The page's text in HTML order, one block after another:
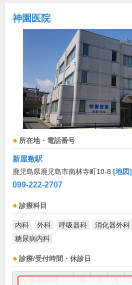
神園医院
所在地・電話番号
新屋敷駅
鹿児島県鹿児島市南林寺町10-8 [地図]
099-222-2707
診療科目
内科 外科 呼吸器科 消化器外科
糖尿病内科
診療/受付時間・休診日